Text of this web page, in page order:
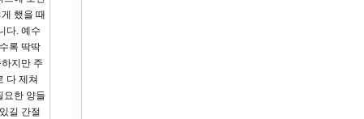
했을 때
다. 예수
록 딱딱
지만 주
다 제쳐
요한 양들
길 간절